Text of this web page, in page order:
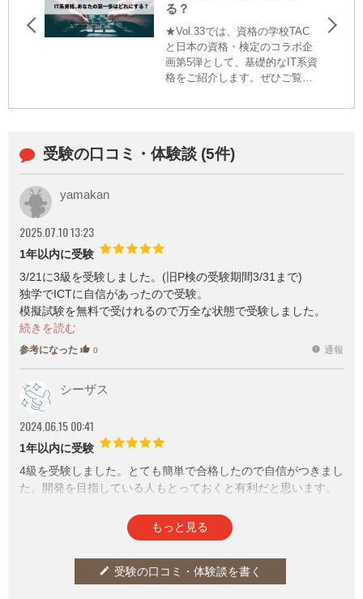
る？
★Vol.33では、資格の学校TAC
と日本の資格・検定のコラボ企
画第5弾として、基礎的なIT系資
格をご紹介します。ぜひご覧く
は「Information Technology（情
受験の口コミ・体験談 (5件)
yamakan
2025.07.10 13:23
1年以内に受験
3/21に3級を受験しました。(旧P検の受験期間3/31まで)
独学でICTに自信があったので受験。
模擬試験を無料で受けれるので万全な状態で受験しました。
タイピング力と知識があれば実技試験以外は簡単です。
実技試験はWordとExcelの基本的な使用(簡単な関数、絶対参照
参考になった thumb_up 0 report 通報
シーザス
2024.06.15 00:41
1年以内に受験
4級を受験しました。とても簡単で合格したので自信がつきまし
た。開発を目指している人もとっておくと有利だと思います。
もっと見る
edit 受験の口コミ・体験談を書く